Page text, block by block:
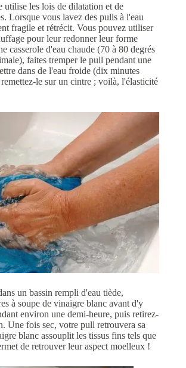
utilise les lois de dilatation et de
Lorsque vous lavez des pulls à l'eau
fragile et rétrécit. Vous pouvez utiliser
pour leur redonner leur forme
casserole d'eau chaude (70 à 80 degrés
faites tremper le pull pendant une
dans de l'eau froide (dix minutes
le sur un cintre ; voilà, l'élasticité
un bassin rempli d'eau tiède,
à soupe de vinaigre blanc avant d'y
environ une demi-heure, puis retirez-
Une fois sec, votre pull retrouvera sa
blanc assouplit les tissus fins tels que
de retrouver leur aspect moelleux !